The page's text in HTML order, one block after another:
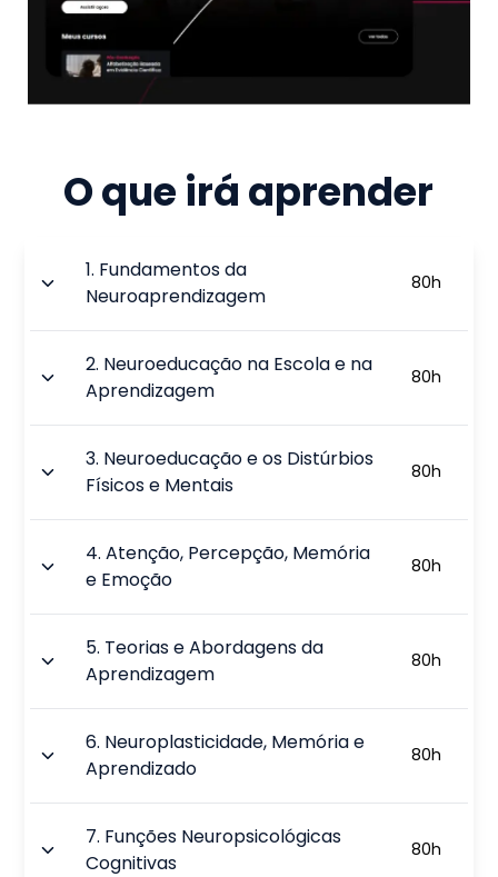
O que irá aprender
1. Fundamentos da
Neuroaprendizagem
80h
2. Neuroeducação na Escola e na
Aprendizagem
80h
3. Neuroeducação e os Distúrbios
Físicos e Mentais
80h
4.Atenção, Percepção, Memória
e Emoção
80h
5. Teorias e Abordagens da
Aprendizagem
80h
6. Neuroplasticidade, Memória e
Aprendizado
80h
7. Funções Neuropsicológicas
Cognitivas
80h